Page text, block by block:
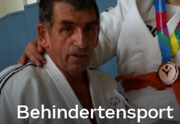
Behindertensport